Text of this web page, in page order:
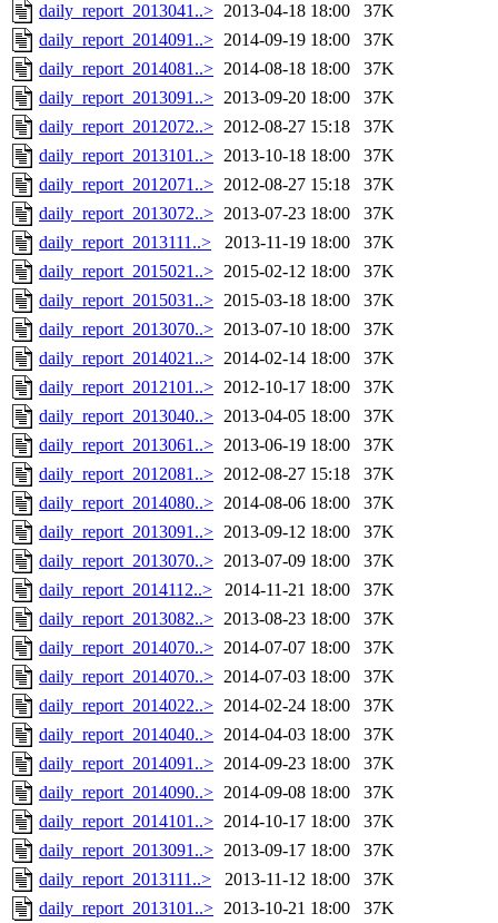
daily_report_2013041..> 2013-04-18 18:00
37K
daily_report_2014091..> 2014-09-19 18:00
37K
daily_report_2014081..> 2014-08-18 18:00
37K
daily_report_2013091..> 2013-09-20 18:00
37K
daily_report_2012072..> 2012-08-27 15:18
37K
daily_report_2013101..> 2013-10-18 18:00
37K
daily_report_2012071..> 2012-08-27 15:18
37K
daily_report_2013072..> 2013-07-23 18:00
37K
daily_report_2013111..>
2013-11-19 18:00
37K
daily_report_2015021..> 2015-02-12 18:00
37K
daily_report_2015031..> 2015-03-18 18:00
37K
daily_report_2013070..> 2013-07-10 18:00
37K
daily_report_2014021..> 2014-02-14 18:00
37K
daily_report_2012101..> 2012-10-17 18:00
37K
daily_report_2013040..> 2013-04-05 18:00
37K
daily_report_2013061..> 2013-06-19 18:00
37K
daily_report_2012081..> 2012-08-27 15:18
37K
daily_report_2014080..> 2014-08-06 18:00
37K
daily_report_2013091..> 2013-09-12 18:00
37K
daily_report_2013070..> 2013-07-09 18:00
37K
daily_report_2014112..>
2014-11-21 18:00
37K
daily_report_2013082..> 2013-08-23 18:00
37K
daily_report_2014070..> 2014-07-07 18:00
37K
daily_report_2014070..> 2014-07-03 18:00
37K
daily_report_2014022..> 2014-02-24 18:00
37K
daily_report_2014040..> 2014-04-03 18:00
37K
daily_report_2014091..> 2014-09-23 18:00
37K
daily_report_2014090..> 2014-09-08 18:00
37K
daily_report_2014101..> 2014-10-17 18:00
37K
daily_report_2013091..> 2013-09-17 18:00
37K
daily_report_2013111..>
2013-11-12 18:00
37K
daily_report_2013101..> 2013-10-21 18:00
37K